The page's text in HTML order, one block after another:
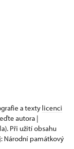
a texty licenci
autora |
Při užití obsahu
Národní památkový